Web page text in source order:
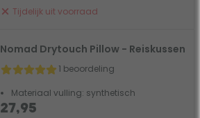
Tijdelijk uit voorraad
Nomad Drytouch Pillow - Reiskussen
1 beoordeling
Materiaal vulling: synthetisch
27,95